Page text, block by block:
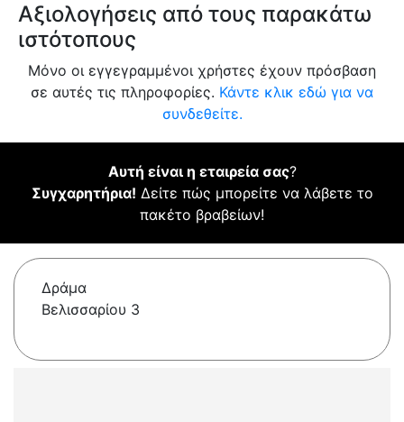
Αξιολογήσεις από τους παρακάτω
ιστότοπους
Μόνο οι εγγεγραμμένοι χρήστες έχουν πρόσβαση
σε αυτές τις πληροφορίες. Κάντε κλικ εδώ για να
συνδεθείτε.
Αυτή είναι η εταιρεία σας?
Συγχαρητήρια! Δείτε πώς μπορείτε να λάβετε το
πακέτο βραβείων!
Δράμα
Βελισσαρίου 3